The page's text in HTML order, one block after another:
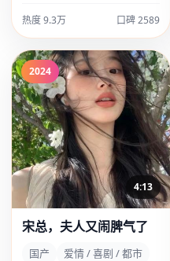
热度 9.3万 口碑 2589
2024
4:13
宋总，夫人又闹脾气了
国产 爱情 / 喜剧 / 都市